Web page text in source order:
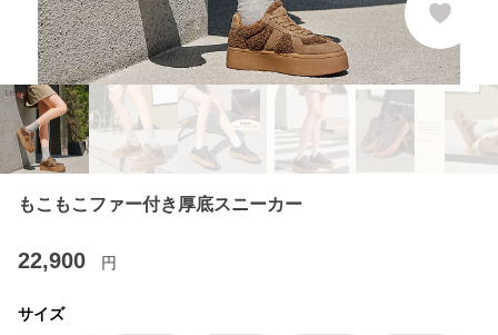
もこもこファー付き厚底スニーカー
22,900 円
サイズ